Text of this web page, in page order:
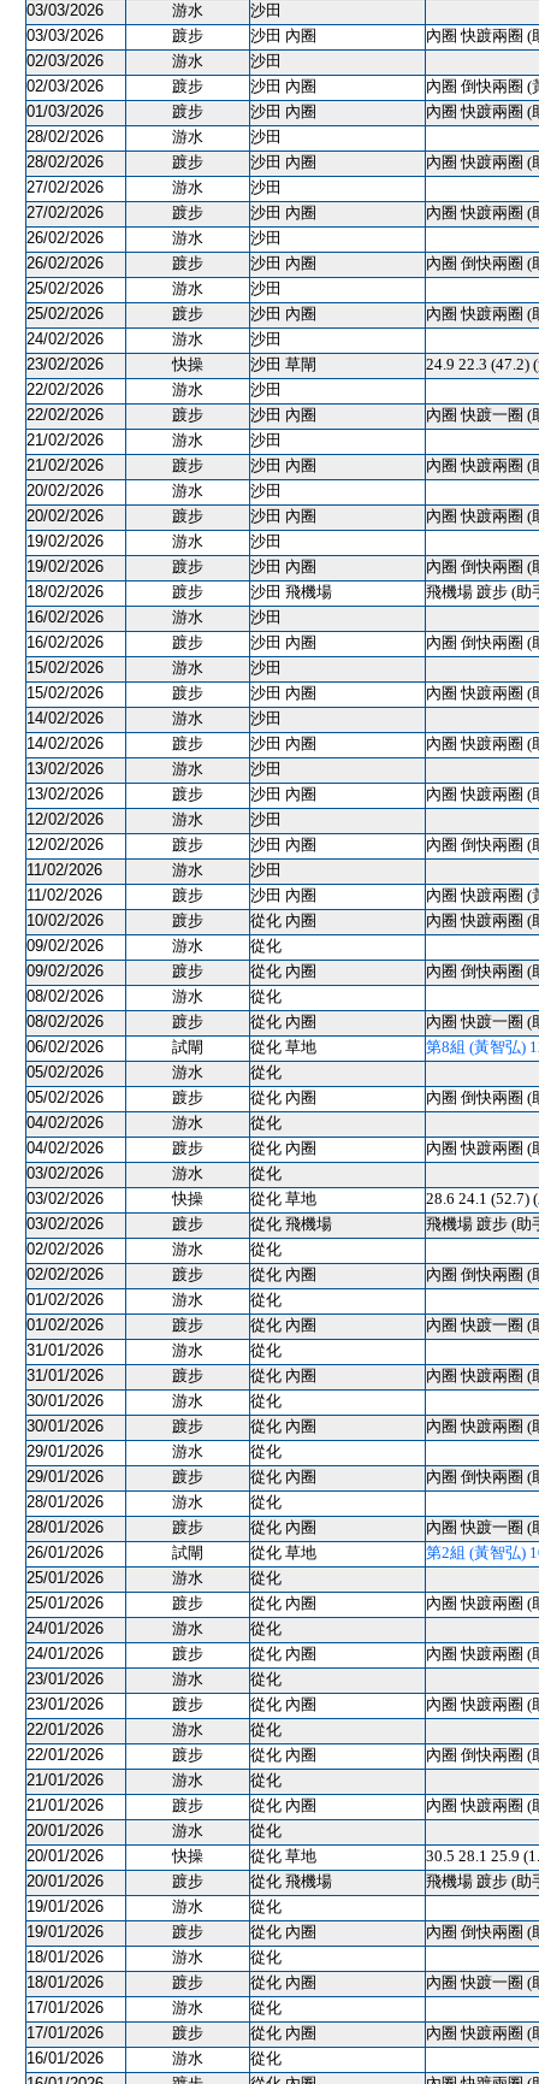
03/03/2026
游水
沙田
03/03/2026
踱步 沙田 內圈
內圈 快踱兩圈 (
02/03/2026
游水
沙田
02/03/2026
踱步 沙田 內圈
內圈 倒快兩圈 (
01/03/2026
踱步 沙田 內圈
內圈 快踱兩圈 (
28/02/2026
游水
沙田
28/02/2026
踱步 沙田 內圈
內圈 快踱兩圈 (
27/02/2026
游水
沙田
27/02/2026
踱步 沙田 內圈
內圈 快踱兩圈 (
26/02/2026
游水
沙田
26/02/2026
踱步 沙田 內圈
內圈 倒快兩圈 (
25/02/2026
游水
沙田
25/02/2026
踱步 沙田 內圈
內圈 快踱兩圈 (
24/02/2026
游水
沙田
23/02/2026
快操 沙田 草閘
24.9 22.3 (47.2)
22/02/2026
游水
沙田
22/02/2026
踱步 沙田 內圈
內圈 快踱一圈 (
21/02/2026
游水
沙田
21/02/2026
踱步 沙田 內圈
內圈 快踱兩圈 (
20/02/2026
游水
沙田
20/02/2026
踱步 沙田 內圈
內圈 快踱兩圈 (
19/02/2026
游水
沙田
19/02/2026
踱步 沙田 內圈
內圈 倒快兩圈 (
18/02/2026
踱步 沙田 飛機場
飛機場 踱步 (助
16/02/2026
游水
沙田
16/02/2026
踱步 沙田 內圈
內圈 倒快兩圈 (
15/02/2026
游水
沙田
15/02/2026
踱步 沙田 內圈
內圈 快踱兩圈 (
14/02/2026
游水
沙田
14/02/2026
踱步 沙田 內圈
內圈 快踱兩圈 (
13/02/2026
游水
沙田
13/02/2026
踱步 沙田 內圈
內圈 快踱兩圈 (
12/02/2026
游水
沙田
12/02/2026
踱步 沙田 內圈
內圈 倒快兩圈 (
11/02/2026
游水
沙田
11/02/2026
踱步 沙田 內圈
內圈 快踱兩圈 (
10/02/2026
踱步 從化 內圈
內圈 快踱兩圈 (
09/02/2026
游水
從化
09/02/2026
踱步 從化 內圈
內圈 倒快兩圈 (
08/02/2026
游水
從化
08/02/2026
踱步 從化 內圈
內圈 快踱一圈 (
06/02/2026
試閘 從化 草地
第8組 (黃智弘)
05/02/2026
游水
從化
05/02/2026
踱步 從化 內圈
內圈 倒快兩圈 (
04/02/2026
游水
從化
04/02/2026
踱步 從化 內圈
內圈 快踱兩圈 (
03/02/2026
游水
從化
03/02/2026
快操 從化 草地
28.6 24.1 (52.7)
03/02/2026
踱步 從化 飛機場
飛機場 踱步 (助
02/02/2026
游水
從化
02/02/2026
踱步 從化 內圈
內圈 倒快兩圈 (
01/02/2026
游水
從化
01/02/2026
踱步 從化 內圈
內圈 快踱一圈 (
31/01/2026
游水
從化
31/01/2026
踱步 從化 內圈
內圈 快踱兩圈 (
30/01/2026
游水
從化
30/01/2026
踱步 從化 內圈
內圈 快踱兩圈 (
29/01/2026
游水
從化
29/01/2026
踱步 從化 內圈
內圈 倒快兩圈 (
28/01/2026
游水
從化
28/01/2026
踱步 從化 內圈
內圈 快踱一圈 (
26/01/2026
試閘 從化 草地
第2組 (黃智弘)
25/01/2026
游水
從化
25/01/2026
踱步 從化 內圈
內圈 快踱兩圈 (
24/01/2026
游水
從化
24/01/2026
踱步 從化 內圈
內圈 快踱兩圈 (
23/01/2026
游水
從化
23/01/2026
踱步 從化 內圈
內圈 快踱兩圈 (
22/01/2026
游水
從化
22/01/2026
踱步 從化 內圈
內圈 倒快兩圈 (
21/01/2026
游水
從化
21/01/2026
踱步 從化 內圈
內圈 快踱兩圈 (
20/01/2026
游水
從化
20/01/2026
快操 從化 草地
30.5 28.1 25.9
20/01/2026
踱步 從化 飛機場
飛機場 踱步 (助
19/01/2026
游水
從化
19/01/2026
踱步 從化 內圈
內圈 倒快兩圈 (
18/01/2026
游水
從化
18/01/2026
踱步 從化 內圈
內圈 快踱一圈 (
17/01/2026
游水
從化
17/01/2026
踱步 從化 內圈
內圈 快踱兩圈 (
16/01/2026
游水
從化